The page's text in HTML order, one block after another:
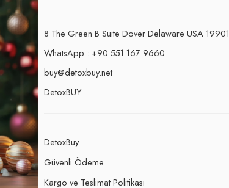
8 The Green B Suite Dover Delaware USA 19901
WhatsApp : +90 551 167 9660
buy@detoxbuy.net
DetoxBUY
DetoxBuy
Güvenli Ödeme
Kargo ve Teslimat Politikası